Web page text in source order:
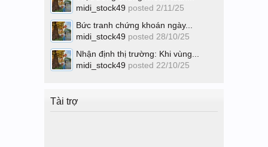
midi_stock49 posted 2/11/25
Bức tranh chứng khoán ngày...
midi_stock49 posted 28/10/25
Nhận định thị trường: Khi vùng...
midi_stock49 posted 22/10/25
Tài trợ